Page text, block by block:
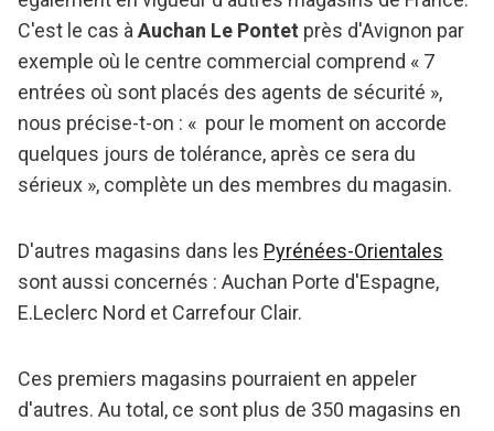
C'est le cas à Auchan Le Pontet près d'Avignon par
exemple où le centre commercial comprend « 7
entrées où sont placés des agents de sécurité »,
nous précise-t-on : « pour le moment on accorde
quelques jours de tolérance, après ce sera du
sérieux », complète un des membres du magasin.
D'autres magasins dans les Pyrénées-Orientales
sont aussi concernés : Auchan Porte d'Espagne,
E.Leclerc Nord et Carrefour Clair.
Ces premiers magasins pourraient en appeler
d'autres. Au total, ce sont plus de 350 magasins en